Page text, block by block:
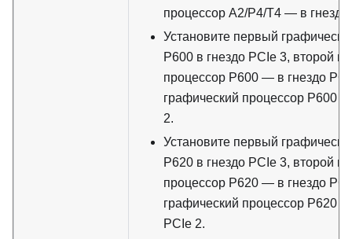
процессор A2/P4/T4 — в гнездо
Установите первый
P600 в гнездо PCIe 3, второй
процессор P600 — в гнездо
графический процессор P600
2.
Установите первый
P620 в гнездо PCIe 3, второй
процессор P620 — в гнездо
графический процессор P620
PCIe 2.